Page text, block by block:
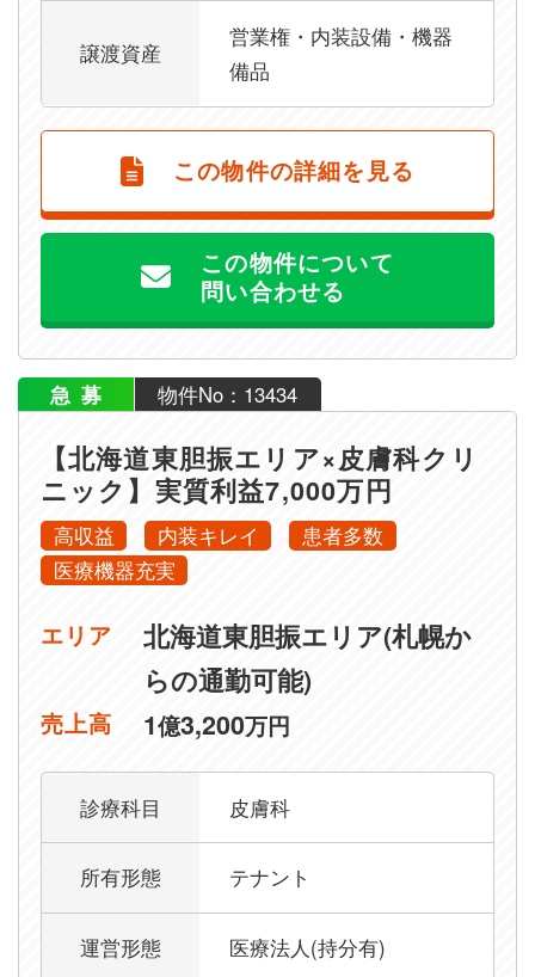
譲渡資産
営業権・内装設備・機器
備品
この物件の詳細を見る
この物件について
問い合わせる
急募 物件No：13434
【北海道東胆振エリア×皮膚科クリ
ニック】実質利益7,000万円
高収益 内装キレイ
患者多数
医療機器充実
エリア
北海道東胆振エリア(札幌か
らの通勤可能)
売上高 1億3,200万円
診療科目 皮膚科
所有形態 テナント
運営形態 医療法人(持分有)